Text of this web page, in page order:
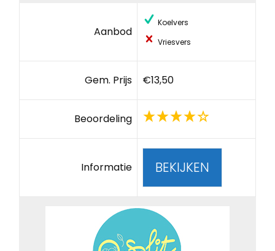
Aanbod
Koelvers
Vriesvers
Gem. Prijs €13,50
Beoordeling
Informatie BEKIJKEN